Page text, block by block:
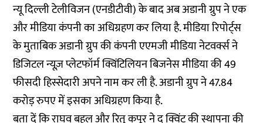
न्यू दिल्ली टेलीविजन (एनडीटीवी) के बाद अब अडानी ग्रुप ने एक
और मीडिया कंपनी का अधिग्रहण कर लिया है.मीडिया रिपोर्ट्स
के मुताबिक अडानी ग्रुप की कंपनी एएमजी मीडिया नेटवर्क्स ने
डिजिटल न्यूज़ प्लेटफॉर्म क्विंटिलियन बिजनेस मीडिया की 49
फीसदी हिस्सेदारी अपने नाम कर ली है. अडानी ग्रुप ने 47.84
करोड़ रुपए में इसका अधिग्रहण किया है.
बता दें कि राघव बहल और रितु कपूर ने द क्विंट की स्थापना की